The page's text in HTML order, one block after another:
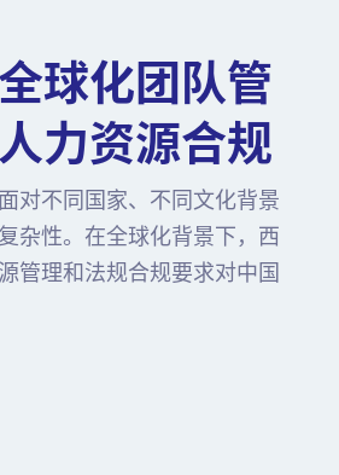
球化团队管
力资源合规
对不同国家、不同文化背景
杂性。在全球化背景下，西
管理和法规合规要求对中国